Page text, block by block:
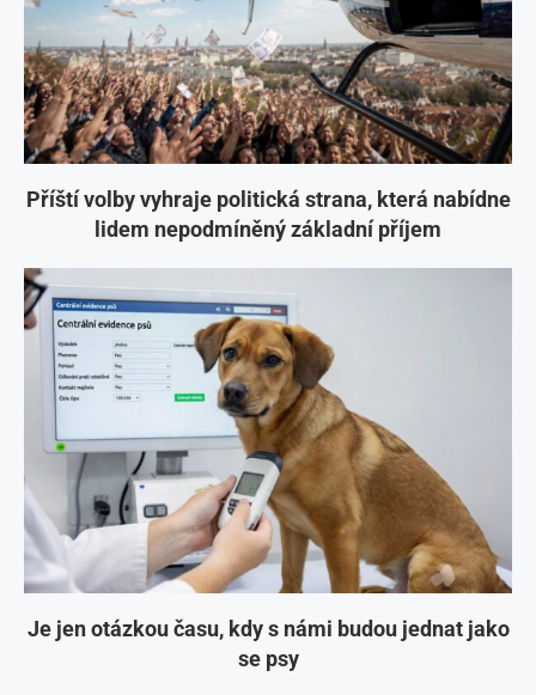
Příští volby vyhraje politická strana, která nabídne
lidem nepodmíněný základní příjem
Je jen otázkou času, kdy s námi budou jednat jako
se psy